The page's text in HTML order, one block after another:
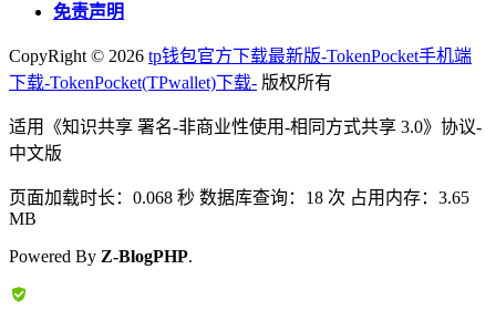
免责声明
CopyRight © 2026 tp钱包官方下载最新版-TokenPocket手机端
下载-TokenPocket(TPwallet)下载- 版权所有
适用《知识共享 署名-非商业性使用-相同方式共享 3.0》协议-
中文版
页面加载时长：0.068 秒 数据库查询：18 次 占用内存：3.65
MB
Powered By Z-BlogPHP.